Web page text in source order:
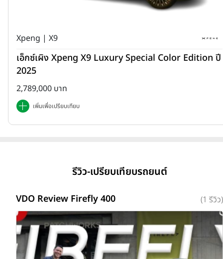
Xpeng | X9
เอ็กซ์เผิง Xpeng X9 Luxury Special Color Edition ปี
2025
2,789,000 บาท
เพิ่มเพื่อเปรียบเทียบ
รีวิว-เปรียบเทียบรถยนต์
VDO Review Firefly 400 (1 รีวิว)